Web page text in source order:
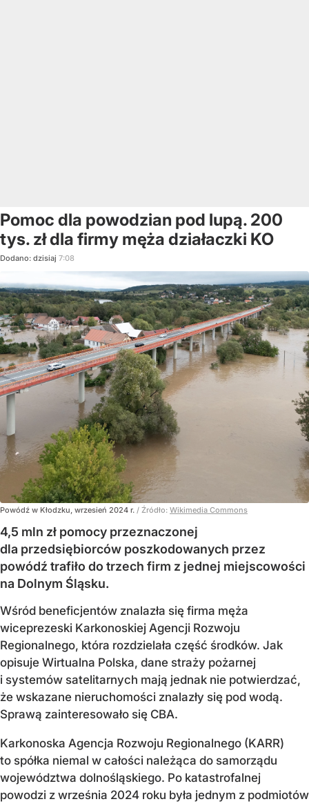
Pomoc dla powodzian pod lupą. 200
tys. zł dla firmy męża działaczki KO
Dodano: dzisiaj 7:08
Powódź w Kłodzku, wrzesień 2024 r. / Źródło: Wikimedia Commons
4,5 mln zł pomocy przeznaczonej
dla przedsiębiorców poszkodowanych przez
powódź trafiło do trzech firm z jednej miejscowości
na Dolnym Śląsku.
Wśród beneficjentów znalazła się firma męża
wiceprezeski Karkonoskiej Agencji Rozwoju
Regionalnego, która rozdzielała część środków. Jak
opisuje Wirtualna Polska, dane straży pożarnej
i systemów satelitarnych mają jednak nie potwierdzać,
że wskazane nieruchomości znalazły się pod wodą.
Sprawą zainteresowało się CBA.
Karkonoska Agencja Rozwoju Regionalnego (KARR)
to spółka niemal w całości należąca do samorządu
województwa dolnośląskiego. Po katastrofalnej
powodzi z września 2024 roku była jednym z podmiotów